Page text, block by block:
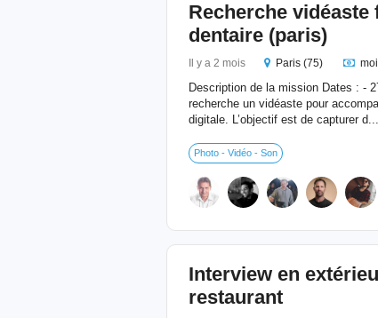
Recherche
dentaire (paris)
Il y a 2 mois Paris (75)
Description de la mission Dates : -
recherche un vidéaste pour
digitale. L’objectif est de capturer d...
Photo - Vidéo - Son
Interview en
restaurant